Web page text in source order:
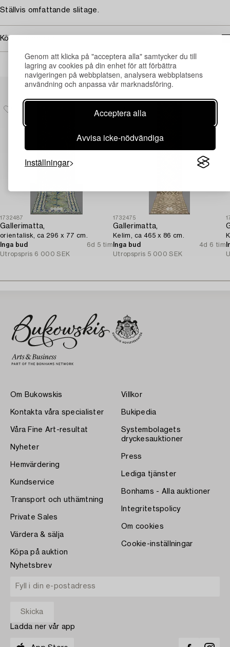
Genom att klicka på "acceptera alla" samtycker du till
lagring av cookies på din enhet för att förbättra
navigeringen på webbplatsen, analysera webbplatsens
användning och anpassa vår marknadsföring.
Acceptera alla
Avvisa icke-nödvändiga
Inställningar
Ställvis omfattande slitage.
Köpinformation
Andra har även tittat på
1732487
Gallerimatta,
orientalisk, ca 296 x 77 cm.
Inga bud
6d 5 tim
Utropspris 6 000 SEK
1732475
Gallerimatta,
Kelim, ca 465 x 86 cm.
Inga bud
4d 6 tim
Utropspris 5 000 SEK
Om Bukowskis
Kontakta våra specialister
Våra Fine Art-resultat
Nyheter
Hemvärdering
Kundservice
Transport och uthämtning
Private Sales
Värdera & sälja
Köpa på auktion
Villkor
Bukipedia
Systembolagets
dryckesauktioner
Press
Lediga tjänster
Bonhams - Alla auktioner
Integritetspolicy
Om cookies
Cookie-inställningar
Nyhetsbrev
Ladda ner vår app